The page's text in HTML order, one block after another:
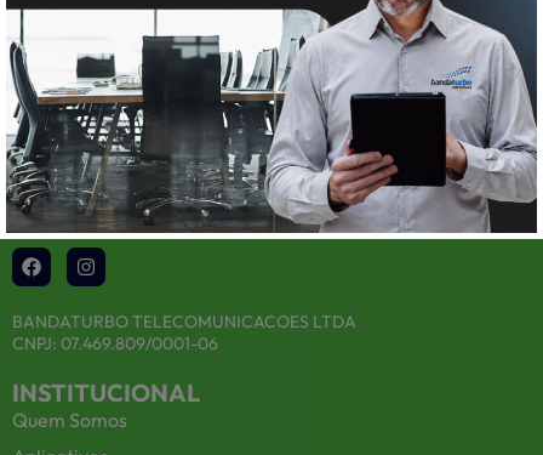
BANDATURBO TELECOMUNICACOES LTDA
CNPJ: 07.469.809/0001-06
INSTITUCIONAL
Quem Somos